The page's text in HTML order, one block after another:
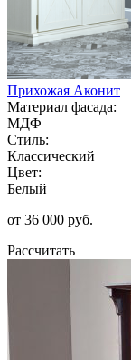
Прихожая Аконит
Материал фасада:
МДФ
Стиль:
Классический
Цвет:
Белый
от 36 000 руб.
Рассчитать